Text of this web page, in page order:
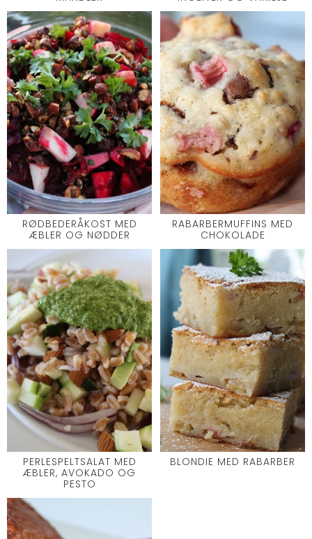
RØDBEDERÅKOST MED
ÆBLER OG NØDDER
RABARBERMUFFINS MED
CHOKOLADE
PERLESPELTSALAT MED
ÆBLER, AVOKADO OG
PESTO
BLONDIE MED RABARBER